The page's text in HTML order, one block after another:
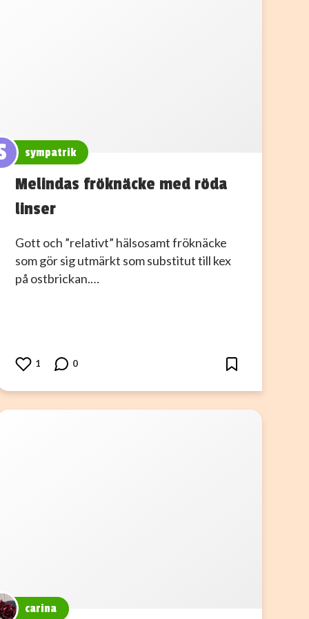
sympatrik
Melindas fröknäcke med röda
linser
Gott och ”relativt” hälsosamt fröknäcke
som gör sig utmärkt som substitut till kex
på ostbrickan.…
1 0
carina